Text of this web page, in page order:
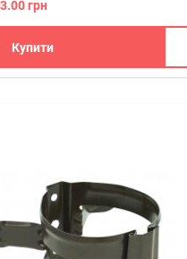
грн
Купити